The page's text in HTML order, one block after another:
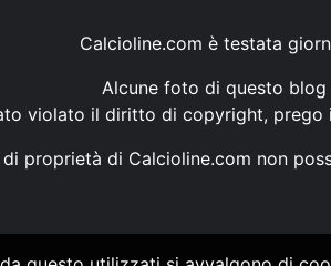
Calcioline.com è testata
Alcune foto di questo
violato il diritto di copyright, prego
proprietà di Calcioline.com non